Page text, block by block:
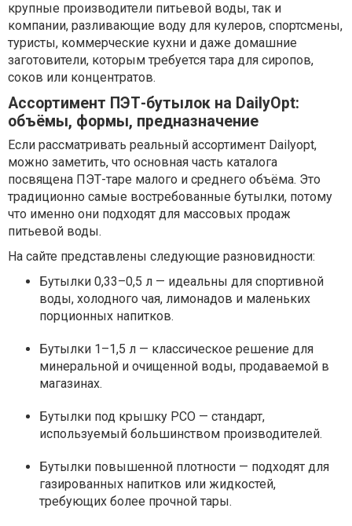
крупные производители питьевой воды, так и
компании, разливающие воду для кулеров, спортсмены,
туристы, коммерческие кухни и даже домашние
заготовители, которым требуется тара для сиропов,
соков или концентратов.
Ассортимент ПЭТ-бутылок на DailyOpt:
объёмы, формы, предназначение
Если рассматривать реальный ассортимент Dailyopt,
можно заметить, что основная часть каталога
посвящена ПЭТ-таре малого и среднего объёма. Это
традиционно самые востребованные бутылки, потому
что именно они подходят для массовых продаж
питьевой воды.
На сайте представлены следующие разновидности:
Бутылки 0,33–0,5 л — идеальны для спортивной
воды, холодного чая, лимонадов и маленьких
порционных напитков.
Бутылки 1–1,5 л — классическое решение для
минеральной и очищенной воды, продаваемой в
магазинах.
Бутылки под крышку PCO — стандарт,
используемый большинством производителей.
Бутылки повышенной плотности — подходят для
газированных напитков или жидкостей,
требующих более прочной тары.